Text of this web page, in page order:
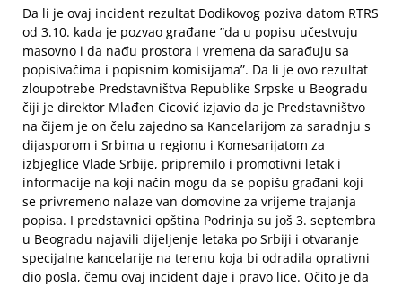
Da li je ovaj incident rezultat Dodikovog poziva datom RTRS
od 3.10. kada je pozvao građane ”da u popisu učestvuju
masovno i da nađu prostora i vremena da sarađuju sa
popisivačima i popisnim komisijama”. Da li je ovo rezultat
zloupotrebe Predstavništva Republike Srpske u Beogradu
čiji je direktor Mlađen Cicović izjavio da je Predstavništvo
na čijem je on čelu zajedno sa Kancelarijom za saradnju s
dijasporom i Srbima u regionu i Komesarijatom za
izbjeglice Vlade Srbije, pripremilo i promotivni letak i
informacije na koji način mogu da se popišu građani koji
se privremeno nalaze van domovine za vrijeme trajanja
popisa. I predstavnici opština Podrinja su još 3. septembra
u Beogradu najavili dijeljenje letaka po Srbiji i otvaranje
specijalne kancelarije na terenu koja bi odradila oprativni
dio posla, čemu ovaj incident daje i pravo lice. Očito je da